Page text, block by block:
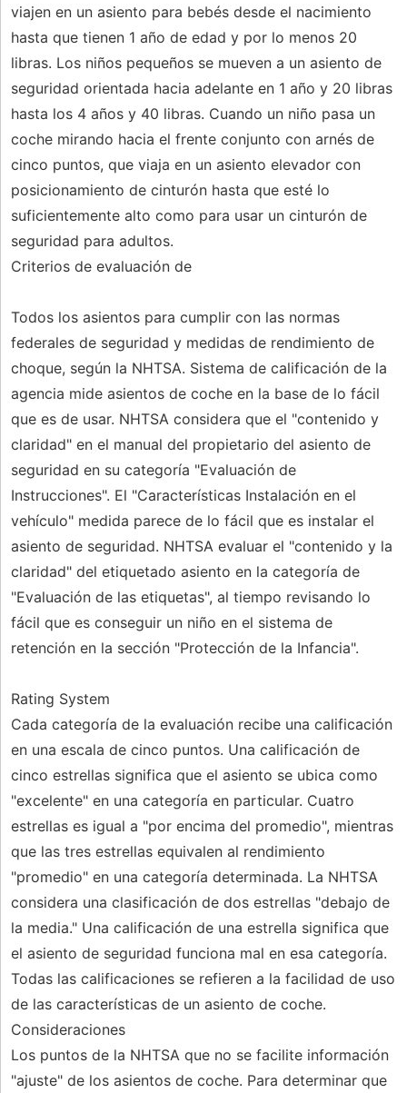
viajen en un asiento para bebés desde el nacimiento
hasta que tienen 1 año de edad y por lo menos 20
libras. Los niños pequeños se mueven a un asiento de
seguridad orientada hacia adelante en 1 año y 20 libras
hasta los 4 años y 40 libras. Cuando un niño pasa un
coche mirando hacia el frente conjunto con arnés de
cinco puntos, que viaja en un asiento elevador con
posicionamiento de cinturón hasta que esté lo
suficientemente alto como para usar un cinturón de
seguridad para adultos.
Criterios de evaluación de
Todos los asientos para cumplir con las normas
federales de seguridad y medidas de rendimiento de
choque, según la NHTSA. Sistema de calificación de la
agencia mide asientos de coche en la base de lo fácil
que es de usar. NHTSA considera que el "contenido y
claridad" en el manual del propietario del asiento de
seguridad en su categoría "Evaluación de
Instrucciones". El "Características Instalación en el
vehículo" medida parece de lo fácil que es instalar el
asiento de seguridad. NHTSA evaluar el "contenido y la
claridad" del etiquetado asiento en la categoría de
"Evaluación de las etiquetas", al tiempo revisando lo
fácil que es conseguir un niño en el sistema de
retención en la sección "Protección de la Infancia".
Rating System
Cada categoría de la evaluación recibe una calificación
en una escala de cinco puntos. Una calificación de
cinco estrellas significa que el asiento se ubica como
"excelente" en una categoría en particular. Cuatro
estrellas es igual a "por encima del promedio", mientras
que las tres estrellas equivalen al rendimiento
"promedio" en una categoría determinada. La NHTSA
considera una clasificación de dos estrellas "debajo de
la media." Una calificación de una estrella significa que
el asiento de seguridad funciona mal en esa categoría.
Todas las calificaciones se refieren a la facilidad de uso
de las características de un asiento de coche.
Consideraciones
Los puntos de la NHTSA que no se facilite información
"ajuste" de los asientos de coche. Para determinar que